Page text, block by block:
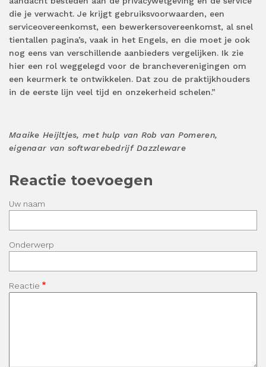
die je verwacht. Je krijgt gebruiksvoorwaarden, een
serviceovereenkomst, een bewerkersovereenkomst, al snel
tientallen pagina’s, vaak in het Engels, en die moet je ook
nog eens van verschillende aanbieders vergelijken. Ik zie
hier een rol weggelegd voor de brancheverenigingen om
een keurmerk te ontwikkelen. Dat zou de praktijkhouders
in de eerste lijn veel tijd en onzekerheid schelen.”
Maaike Heijltjes, met hulp van Rob van Pomeren,
eigenaar van softwarebedrijf Dazzleware
Reactie toevoegen
Uw naam
Onderwerp
Reactie